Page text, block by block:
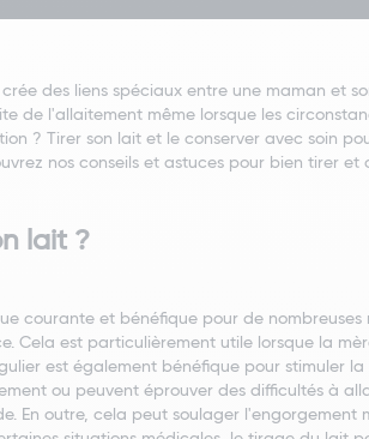
des liens spéciaux entre une maman et
de l'allaitement même lorsque les
? Tirer son lait et le conserver avec soin
nos conseils et astuces pour bien tirer et
lait ?
courante et bénéfique pour de
Cela est particulièrement utile lorsque la
est également bénéfique pour stimuler
ou peuvent éprouver des difficultés à
En outre, cela peut soulager